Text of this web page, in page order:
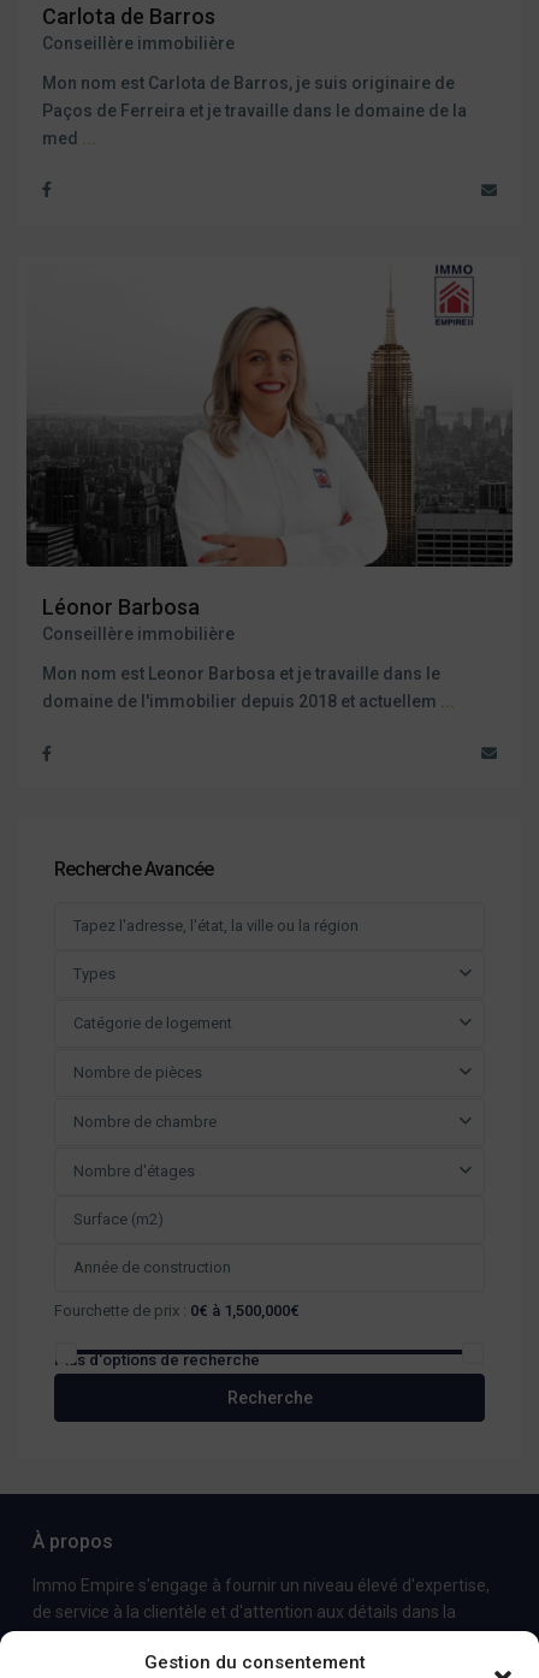
Gestion du consentement
Carlota de Barros
Conseillère immobilière
Mon nom est Carlota de Barros, je suis originaire de
Paços de Ferreira et je travaille dans le domaine de la
med
Léonor Barbosa
Conseillère immobilière
Mon nom est Leonor Barbosa et je travaille dans le
domaine de l'immobilier depuis 2018 et actuellem ...
Recherche Avancée
Types
Catégorie de logement
Nombre de pièces
Nombre de chambre
Nombre d'étages
Fourchette de prix : 0€ à 1,500,000€
Plus d'options de recherche
Recherche
À propos
Immo Empire s'engage à fournir un niveau élevé d'expertise,
de service à la clientèle et d'attention aux détails dans la
de propriétés locatives.